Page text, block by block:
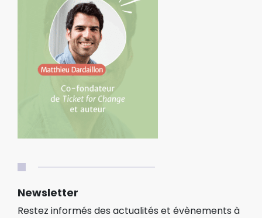
Newsletter
Restez informés des actualités et évènements à